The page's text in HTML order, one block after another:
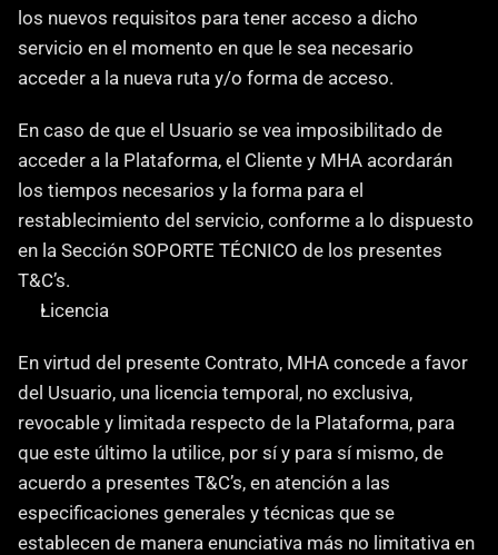
los nuevos requisitos para tener acceso a dicho
servicio en el momento en que le sea necesario
acceder a la nueva ruta y/o forma de acceso.
En caso de que el Usuario se vea imposibilitado de
acceder a la Plataforma, el Cliente y MHA acordarán
los tiempos necesarios y la forma para el
restablecimiento del servicio, conforme a lo dispuesto
en la Sección SOPORTE TÉCNICO de los presentes
T&C’s.
Licencia
‍En virtud del presente Contrato, MHA concede a favor
del Usuario, una licencia temporal, no exclusiva,
revocable y limitada respecto de la Plataforma, para
que este último la utilice, por sí y para sí mismo, de
acuerdo a presentes T&C’s, en atención a las
especificaciones generales y técnicas que se
establecen de manera enunciativa más no limitativa en